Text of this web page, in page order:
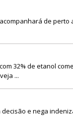
de perto
32% de etanol
...
decisão e nega